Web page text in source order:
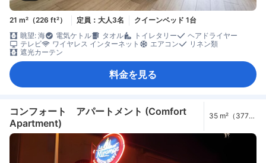
21 m²（226 ft²） 定員：大人3名
クイーンベッド 1台
眺望: 海
電気ケトル タオル トイレタリー
ヘアドライヤー
テレビ
ワイヤレス インターネット エアコン
リネン類
遮光カーテン
料金を見る
コンフォート アパートメント (Comfort
Apartment)
35 m²（377